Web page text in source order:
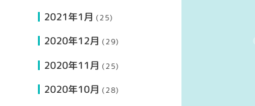
2021年1月 (25)
2020年12月 (29)
2020年11月 (25)
2020年10月 (28)